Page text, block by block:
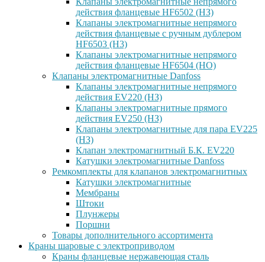
действия фланцевые HF6502 (НЗ)
Клапаны электромагнитные непрямого
действия фланцевые с ручным дублером
HF6503 (Н3)
Клапаны электромагнитные непрямого
действия фланцевые HF6504 (НО)
Клапаны электромагнитные Danfoss
Клапаны электромагнитные непрямого
действия EV220 (НЗ)
Клапаны электромагнитные прямого
действия EV250 (НЗ)
Клапаны электромагнитные для пара EV225
(НЗ)
Клапан электромагнитный Б.К. EV220
Катушки электромагнитные Danfoss
Ремкомплекты для клапанов электромагнитных
Катушки электромагнитные
Мембраны
Штоки
Плунжеры
Поршни
Товары дополнительного ассортимента
Краны шаровые с электроприводом
Краны фланцевые нержавеющая сталь